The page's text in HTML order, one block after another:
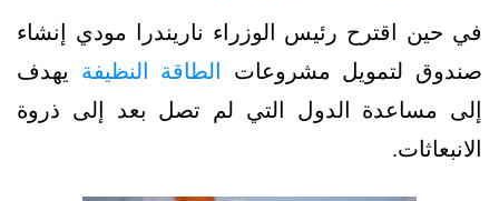
في حين اقترح رئيس الوزراء ناريندرا مودي إنشاء
صندوق لتمويل مشروعات
الطاقة النظيفة يهدف
إلى مساعدة الدول التي لم تصل بعد إلى ذروة
الانبعاثات.